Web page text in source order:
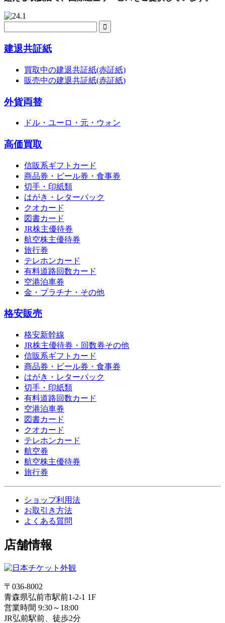
建退共証紙
買取中の建退共証紙(赤証紙)
販売中の建退共証紙(赤証紙)
外貨両替
ドル・ユーロ・元・ウォン
高価買取
信販系ギフトカード
商品券・ビール券・食事券
切手・印紙類
はがき・レターパック
クオカード
図書カード
JR株主優待券
航空株主優待券
旅行券
テレホンカード
有料道路回数カード
空港泊車券
金・プラチナ・その他
格安販売
格安新幹線
JR株主優待券・回数券その他
信販系ギフトカード
商品券・ビール券・食事券
はがき・レターパック
切手・印紙類
有料道路回数カード
空港泊車券
図書カード
クオカード
テレホンカード
航空券
航空株主優待券
旅行券
ショップ利用法
お取引き方法
よくある質問
店舗情報
〒036-8002
青森県弘前市駅前1-2-1 1F
営業時間 9:30～18:00
JR弘前駅前、徒歩2分